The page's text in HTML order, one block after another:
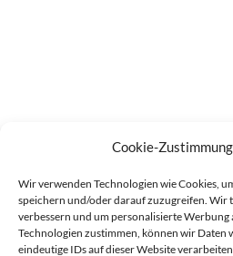
Cookie-
Wir verwenden Technologien wie Cookies,
speichern und/oder darauf zuzugreifen. Wir
verbessern und um personalisierte Werbung
Technologien zustimmen, können wir Daten
eindeutige IDs auf dieser Website